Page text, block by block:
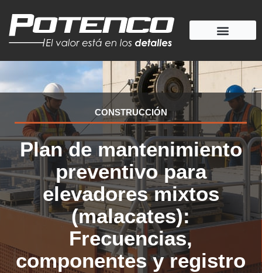
contenido
CONSTRUCCIÓN
Plan de mantenimiento
preventivo para
elevadores mixtos
(malacates):
Frecuencias,
componentes y registro